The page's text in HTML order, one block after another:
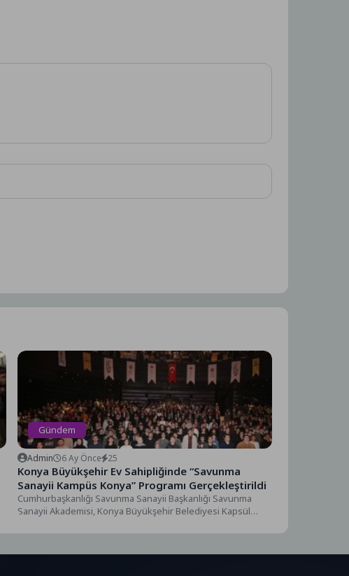
Gündem
Admin 6 Ay Önce 25
Konya Büyükşehir Ev Sahipliğinde “Savunma
Sanayii Kampüs Konya” Programı Gerçekleştirildi
Cumhurbaşkanlığı Savunma Sanayii Başkanlığı Savunma
Sanayii Akademisi, Konya Büyükşehir Belediyesi Kapsül